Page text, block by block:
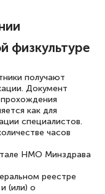
Грамотное,
чётко и
физкультуре
получают
Документ
как для
специалистов.
часов
НМО Минздрава
реестре
(или) о